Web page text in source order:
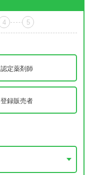
4 5
認定薬剤師
登録販売者